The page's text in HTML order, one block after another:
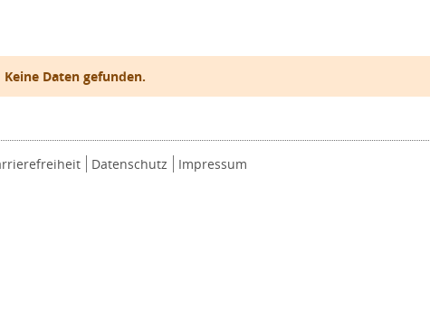
Keine Daten gefunden.
Datenschutz Impressum